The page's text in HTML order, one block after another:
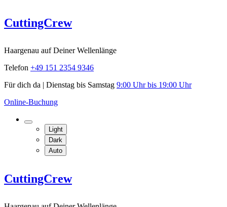
Skip
to
CuttingCrew
Haargenau auf Deiner Wellenlänge
Telefon +49 151 2354 9346
Für dich da | Dienstag bis Samstag 9:00 Uhr bis 19:00 Uhr
Online-Buchung
Light
Dark
Auto
CuttingCrew